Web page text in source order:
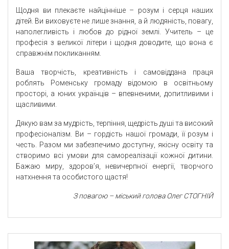
Щодня ви плекаєте найцінніше – розум і серця наших
дітей. Ви виховуєте не лише знання, а й людяність, повагу,
наполегливість і любов до рідної землі. Учитель – це
професія з великої літери і щодня доводите, що вона є
справжнім покликанням.
Ваша творчість, креативність і самовіддана праця
роблять Роменську громаду відомою в освітньому
просторі, а юних українців – впевненими, допитливими і
щасливими.
Дякую вам за мудрість, терпіння, щедрість душі та високий
професіоналізм. Ви – гордість нашої громади, її розум і
честь. Разом ми забезпечимо доступну, якісну освіту та
створимо всі умови для самореалізації кожної дитини.
Бажаю миру, здоров’я, невичерпної енергії, творчого
натхнення та особистого щастя!
З повагою – міський голова Олег СТОГНІЙ